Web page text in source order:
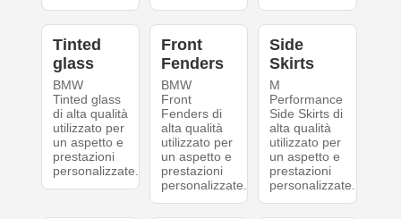
Tinted
glass
BMW
Tinted glass
di alta qualità
utilizzato per
un aspetto e
prestazioni
personalizzate.
Front
Fenders
BMW
Front
Fenders di
alta qualità
utilizzato per
un aspetto e
prestazioni
personalizzate.
Side
Skirts
M
Performance
Side Skirts di
alta qualità
utilizzato per
un aspetto e
prestazioni
personalizzate.